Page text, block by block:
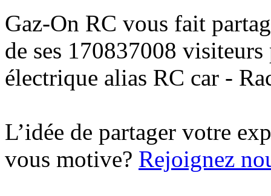
Gaz-On RC vous fait
de ses 170837008
électrique alias RC car -
L’idée de partager votre
vous motive? Rejoignez